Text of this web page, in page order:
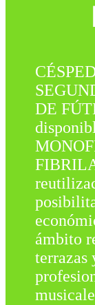
DE
ámbito
terrazas